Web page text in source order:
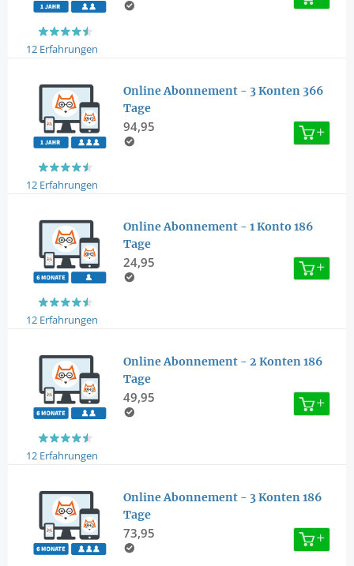
12 Erfahrungen
12 Erfahrungen
Online Abonnement - 3 Konten 366
Tage
94,95
12 Erfahrungen
Online Abonnement - 1 Konto 186
Tage
24,95
12 Erfahrungen
Online Abonnement - 2 Konten 186
Tage
49,95
Online Abonnement - 3 Konten 186
Tage
73,95